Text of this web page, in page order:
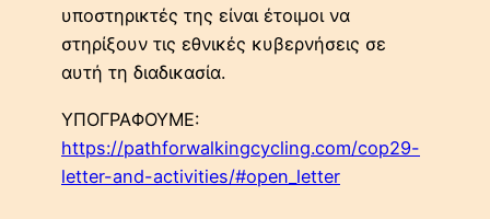
υποστηρικτές της είναι έτοιμοι να
στηρίξουν τις εθνικές κυβερνήσεις σε
αυτή τη διαδικασία.
ΥΠΟΓΡΑΦΟΥΜΕ:
https://pathforwalkingcycling.com/cop29-
letter-and-activities/#open_letter